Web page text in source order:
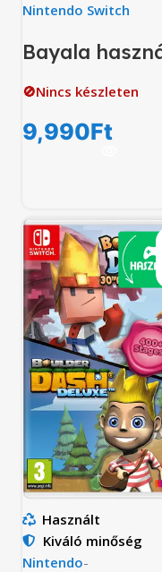
Nintendo Switch
Bayala
🚫Nincs készleten
9,990Ft
Használt
Kiváló minőség
Nintendo-